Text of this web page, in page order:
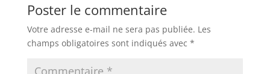
Poster le commentaire
Votre adresse e-mail ne sera pas publiée. Les
champs obligatoires sont indiqués avec *